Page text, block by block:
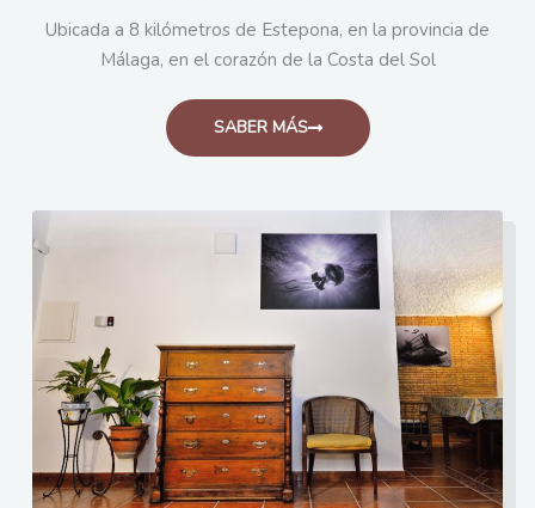
Ubicada a 8 kilómetros de Estepona, en la provincia de
Málaga, en el corazón de la Costa del Sol
SABER MÁS